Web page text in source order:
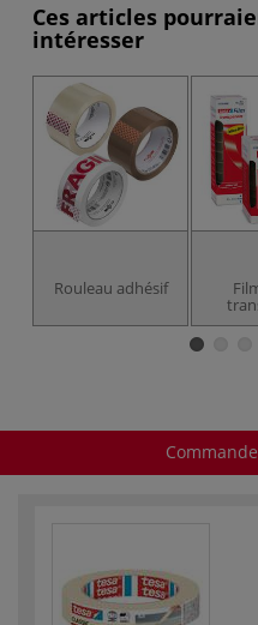
Ces articles
intéresser
Rouleau adhésif